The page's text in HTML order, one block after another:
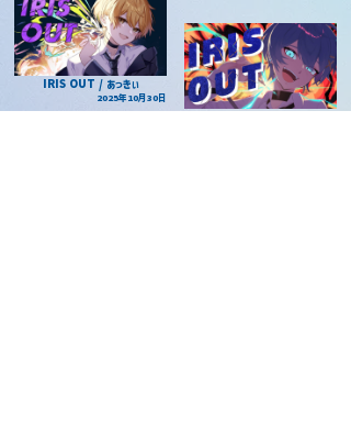
IRIS OUT / あっきぃ
2025年10月30日